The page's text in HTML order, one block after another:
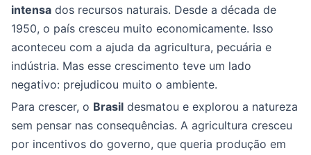
intensa dos recursos naturais. Desde a década de
1950, o país cresceu muito economicamente. Isso
aconteceu com a ajuda da agricultura, pecuária e
indústria. Mas esse crescimento teve um lado
negativo: prejudicou muito o ambiente.
Para crescer, o Brasil desmatou e explorou a natureza
sem pensar nas consequências. A agricultura cresceu
por incentivos do governo, que queria produção em